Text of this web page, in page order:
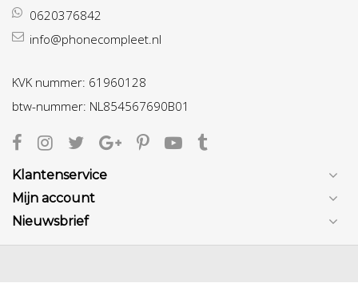
0620376842
info@phonecompleet.nl
KVK nummer: 61960128
btw-nummer: NL854567690B01
Klantenservice
Mijn account
Nieuwsbrief